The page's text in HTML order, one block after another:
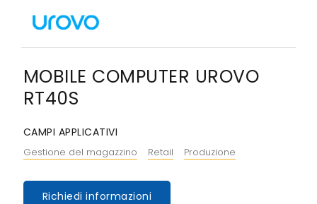
MOBILE COMPUTER UROVO
RT40S
CAMPI APPLICATIVI
Gestione del magazzino Retail Produzione
Richiedi informazioni